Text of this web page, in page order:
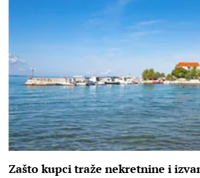
Zašto kupci traže nekretnine i